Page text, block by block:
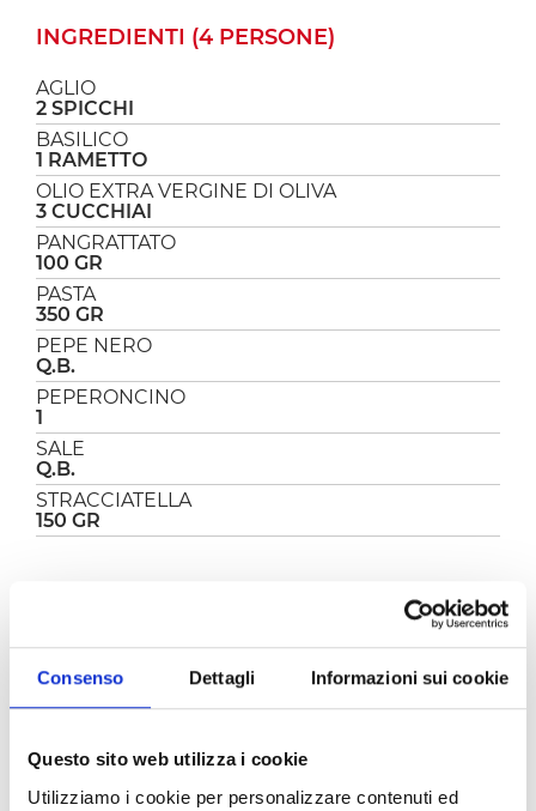
Consenso Dettagli Informazioni sui cookie
Questo sito web utilizza i cookie
Utilizziamo i cookie per personalizzare contenuti ed
INGREDIENTI (4 PERSONE)
AGLIO
2 SPICCHI
BASILICO
1 RAMETTO
OLIO EXTRA VERGINE DI OLIVA
3 CUCCHIAI
PANGRATTATO
100 GR
PASTA
350 GR
PEPE NERO
Q.B.
PEPERONCINO
1
SALE
Q.B.
STRACCIATELLA
150 GR
La pasta pomodoro e stracciatella con mollica
atturrata, è un primo davvero delizioso! Una
pasta al pomodoro diversa dal solito perché
una bella spolverata di mollica “atturrata” (in
dialetto siciliano, "abbrustolita”, il formaggio dei
poveri come viene definito in Sicilia). È un piatto